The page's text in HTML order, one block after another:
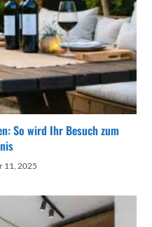
So wird Ihr Besuch zum
11, 2025